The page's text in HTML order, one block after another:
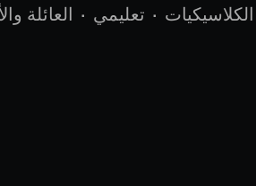
الكلاسيكيات • تعليمي • العائلة